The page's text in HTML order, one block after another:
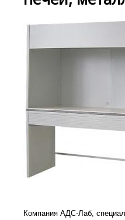
Компания АДС-Лаб,